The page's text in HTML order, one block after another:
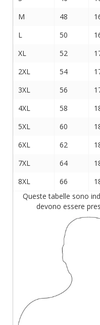
M
48
L
50
XL
52
2XL
54
3XL
56
4XL
58
5XL
60
6XL
62
7XL
64
8XL
66
Queste tabelle sono
devono essere